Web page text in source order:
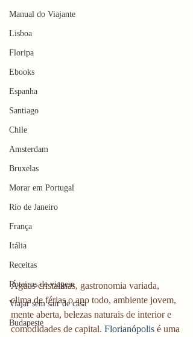
Manual do Viajante
Lisboa
Floripa
Ebooks
Espanha
Santiago
Chile
Amsterdam
Bruxelas
Morar em Portugal
Rio de Janeiro
França
Itália
Receitas
Roteiros de viagem
Viajar sem sair de casa
Budapeste
Águas cristalinas, gastronomia variada,
clima de férias o ano todo, ambiente jovem,
mente aberta, belezas naturais de interior e
comodidades de capital. Florianópolis é uma